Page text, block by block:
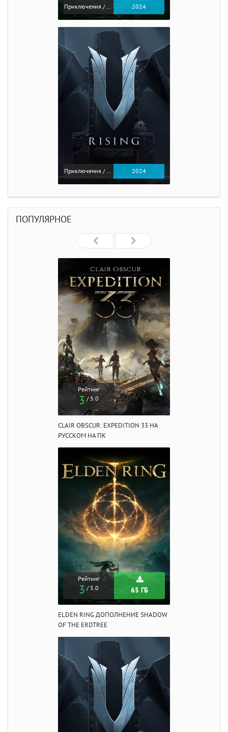
Приключения / Экшен / Ролевые 2024
Приключения / Экшен 2024
ПОПУЛЯРНОЕ
Рейтинг
3 / 5.0
CLAIR OBSCUR: EXPEDITION 33 НА
РУССКОМ НА ПК
Рейтинг
3 / 5.0 65 ГБ
ELDEN RING ДОПОЛНЕНИЕ SHADOW
OF THE ERDTREE